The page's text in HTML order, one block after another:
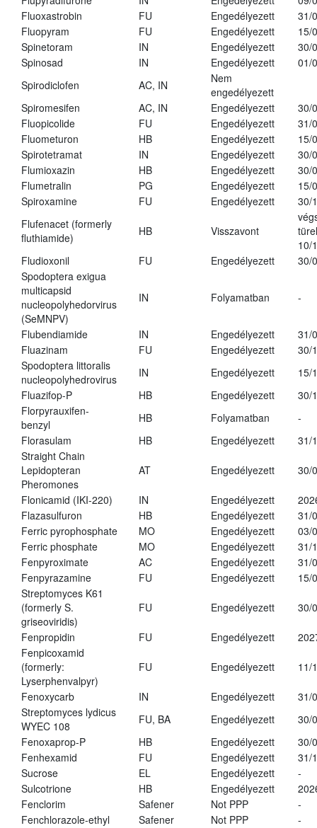
Fluoxastrobin
FU Engedélyezett
31/
Fluopyram
FU Engedélyezett
15/
Spinetoram
IN Engedélyezett
30/
Spinosad
IN Engedélyezett
01/
Spirodiclofen
AC, IN
Nem
engedélyezett
Spiromesifen
AC, IN Engedélyezett
30/
Fluopicolide
FU Engedélyezett
31/
Fluometuron
HB Engedélyezett
15/
Spirotetramat
IN Engedélyezett
30/
Flumioxazin
HB Engedélyezett
30/
Flumetralin
PG Engedélyezett
15/
Spiroxamine
FU Engedélyezett
30/
Flufenacet (formerly
fluthiamide)
HB Visszavont
10/
Fludioxonil
FU Engedélyezett
30/
Spodoptera exigua
multicapsid
nucleopolyhedorvirus
(SeMNPV)
IN Folyamatban -
Flubendiamide IN Engedélyezett
31/
Fluazinam
FU Engedélyezett
30/
Spodoptera littoralis
nucleopolyhedrovirus
IN Engedélyezett
15/
Fluazifop-P
HB Engedélyezett
30/
Florpyrauxifen-
benzyl
HB Folyamatban
-
Florasulam
HB Engedélyezett
31/
Straight Chain
Lepidopteran
Pheromones
AT Engedélyezett 30/
Flonicamid (IKI-220) IN Engedélyezett
Flazasulfuron
HB Engedélyezett
31/
Ferric pyrophosphate
MO Engedélyezett
03/
Ferric phosphate
MO Engedélyezett
31/
Fenpyroximate
AC Engedélyezett
31/
Fenpyrazamine
FU Engedélyezett
15/
Streptomyces K61
(formerly S.
griseoviridis)
FU Engedélyezett 30/
Fenpropidin FU Engedélyezett
Fenpicoxamid
(formerly:
Lyserphenvalpyr)
FU Engedélyezett 11/
Fenoxycarb IN Engedélyezett
31/
Streptomyces lydicus
WYEC 108
FU, BA Engedélyezett
30/
Fenoxaprop-P
HB Engedélyezett
30/
Fenhexamid
FU Engedélyezett
31/
Sucrose
EL Engedélyezett
-
Sulcotrione
HB Engedélyezett
Fenclorim
Safener Not PPP
-
Fenchlorazole-ethyl
Safener Not PPP
-